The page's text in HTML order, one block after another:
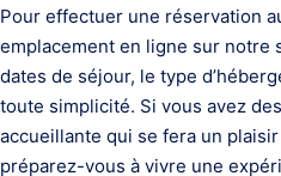
Pour effectuer une réservation
emplacement en ligne sur notre
dates de séjour, le type
toute simplicité. Si vous avez
accueillante qui se fera un
préparez-vous à vivre une